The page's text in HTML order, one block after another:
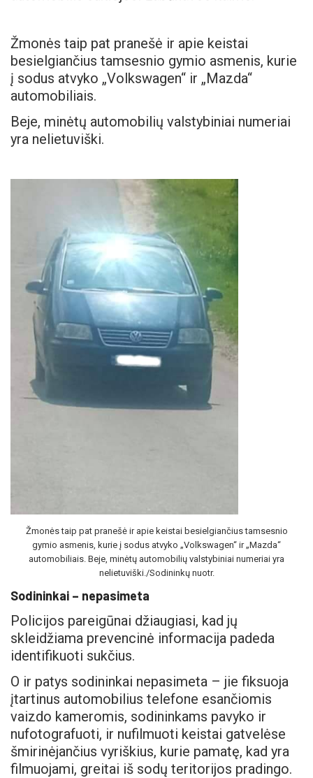
Žmonės taip pat pranešė ir apie keistai
besielgiančius tamsesnio gymio asmenis, kurie
į sodus atvyko „Volkswagen“ ir „Mazda“
automobiliais.
Beje, minėtų automobilių valstybiniai numeriai
yra nelietuviški.
Žmonės taip pat pranešė ir apie keistai besielgiančius tamsesnio
gymio asmenis, kurie į sodus atvyko „Volkswagen“ ir „Mazda“
automobiliais. Beje, minėtų automobilių valstybiniai numeriai yra
nelietuviški./Sodininkų nuotr.
Sodininkai – nepasimeta
Policijos pareigūnai džiaugiasi, kad jų
skleidžiama prevencinė informacija padeda
identifikuoti sukčius.
O ir patys sodininkai nepasimeta – jie fiksuoja
įtartinus automobilius telefone esančiomis
vaizdo kameromis, sodininkams pavyko ir
nufotografuoti, ir nufilmuoti keistai gatvelėse
šmirinėjančius vyriškius, kurie pamatę, kad yra
filmuojami, greitai iš sodų teritorijos pradingo.